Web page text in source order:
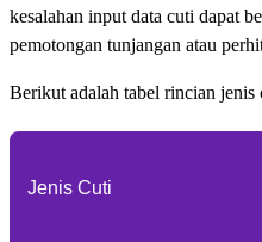
kesalahan input data cuti dapat
pemotongan tunjangan atau
Berikut adalah tabel rincian jenis
Jenis Cuti